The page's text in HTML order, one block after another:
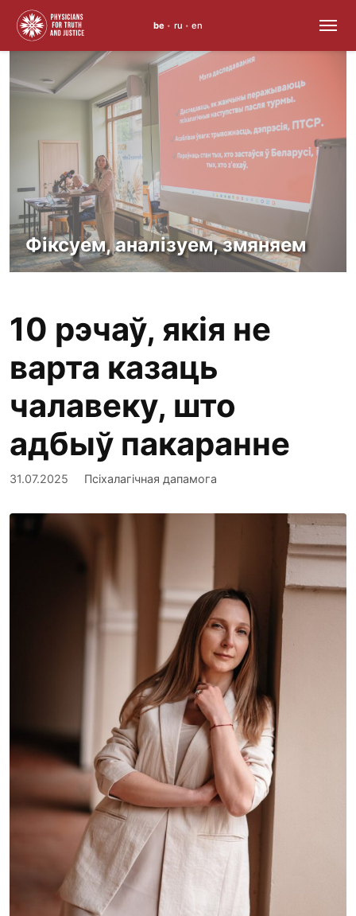
да
змесціва
be • ru • en
Фіксуем, аналізуем, змяняем
10 рэчаў, якія не
варта казаць
чалавеку, што
адбыў пакаранне
31.07.2025 Псіхалагічная дапамога